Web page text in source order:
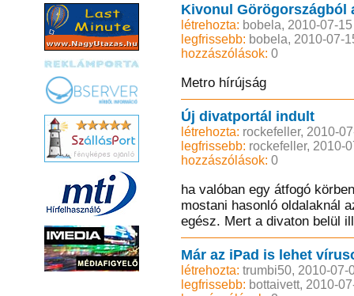
Kivonul Görögországból
létrehozta: bobela, 2010-07-
legfrissebb: bobela, 2010-07-
hozzászólások: 0
Metro hírújság
Új divatportál indult
létrehozta: rockefeller, 2010-
legfrissebb: rockefeller, 2010-
hozzászólások: 0
ha valóban egy átfogó
mostani hasonló oldalaknál
egész. Mert a divaton belül
Már az iPad is lehet
létrehozta: trumbi50, 2010-07-
legfrissebb: bottaivett, 2010-